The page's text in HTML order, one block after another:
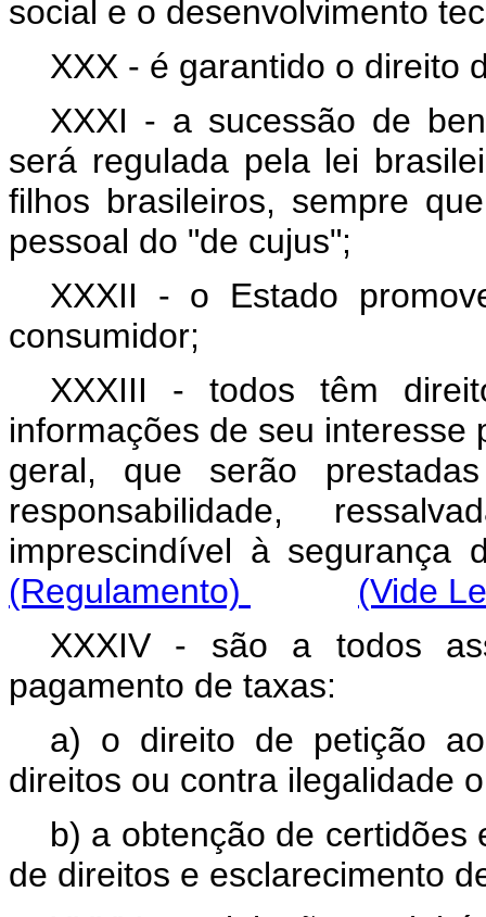
social e o desenvolvimento
XXX - é garantido o direito
XXXI - a sucessão de
será regulada pela lei
filhos brasileiros, sempre
pessoal do "de cujus";
XXXII - o Estado
consumidor;
XXXIII - todos têm
informações de seu interesse
geral, que serão
responsabilidade,
imprescindível à
(Regulamento)
(Vide
XXXIV - são a todos
pagamento de taxas:
a) o direito de petição
direitos ou contra ilegalidade
b) a obtenção de certidões
de direitos e esclarecimento